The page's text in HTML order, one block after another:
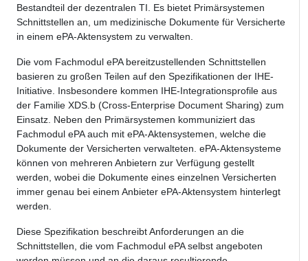
Bestandteil der dezentralen TI. Es bietet Primärsystemen
Schnittstellen an, um medizinische Dokumente für Versicherte
in einem ePA-Aktensystem zu verwalten.
Die vom Fachmodul ePA bereitzustellenden Schnittstellen
basieren zu großen Teilen auf den Spezifikationen der IHE-
Initiative. Insbesondere kommen IHE-Integrationsprofile aus
der Familie XDS.b (Cross-Enterprise Document Sharing) zum
Einsatz. Neben den Primärsystemen kommuniziert das
Fachmodul ePA auch mit ePA-Aktensystemen, welche die
Dokumente der Versicherten verwalteten. ePA-Aktensysteme
können von mehreren Anbietern zur Verfügung gestellt
werden, wobei die Dokumente eines einzelnen Versicherten
immer genau bei einem Anbieter ePA-Aktensystem hinterlegt
werden.
Diese Spezifikation beschreibt Anforderungen an die
Schnittstellen, die vom Fachmodul ePA selbst angeboten